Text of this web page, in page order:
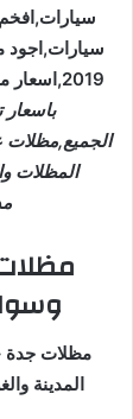
سيارات,اجود
2019,اسعار مميزة,تركيب
المظلات
مظلات جدة
المدينة